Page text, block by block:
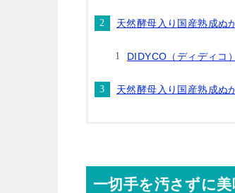
天然酵母入り国産熟成ぬ
DIDYCO（ディディコ
天然酵母入り国産熟成ぬ
一切手を汚さずに